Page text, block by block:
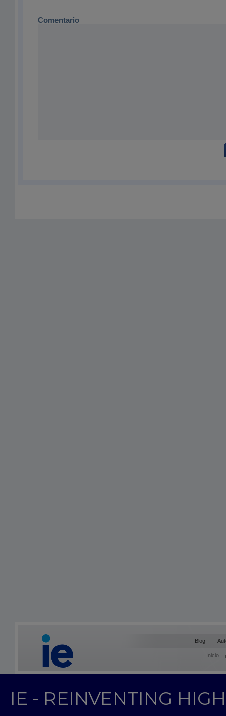
Comentario
Blog
Inicio
IE - REINVENTING